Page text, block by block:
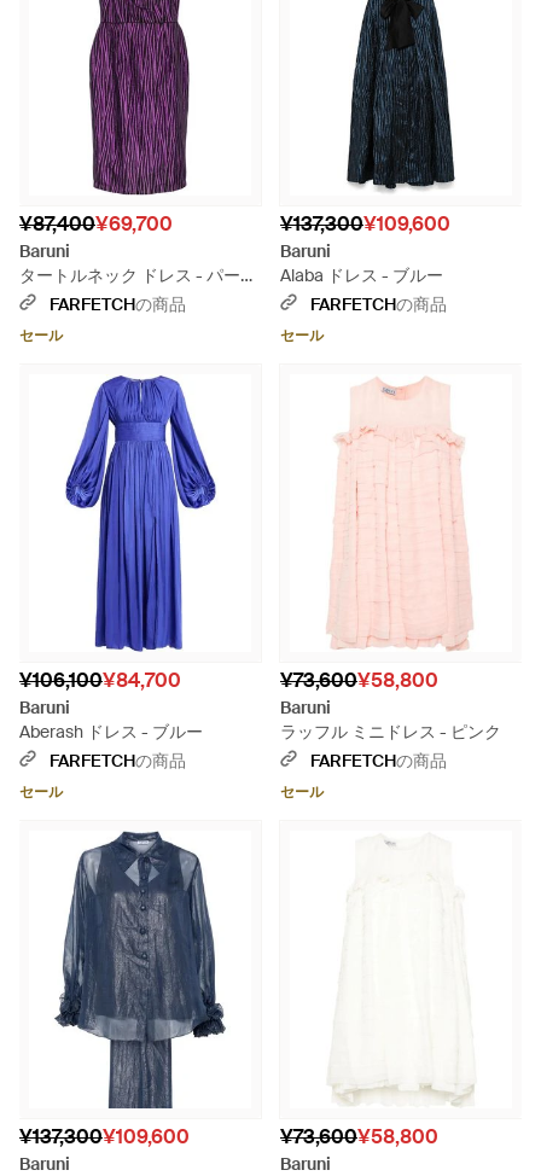
¥87,400¥69,700
Baruni
タートルネック ドレス - パープ
ル
FARFETCHの商品
セール
¥137,300¥109,600
Baruni
Alaba ドレス - ブルー
FARFETCHの商品
セール
¥106,100¥84,700
Baruni
Aberash ドレス - ブルー
FARFETCHの商品
セール
¥73,600¥58,800
Baruni
ラッフル ミニドレス - ピンク
FARFETCHの商品
セール
¥137,300¥109,600
Baruni
¥73,600¥58,800
Baruni